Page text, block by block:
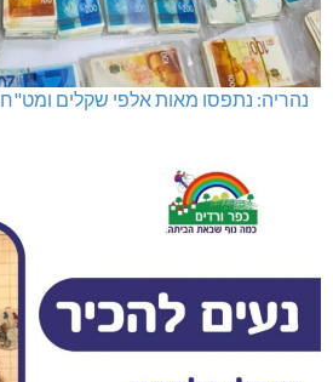
נהריה: נתפסו מאות אלפי שקלים ומט"ח